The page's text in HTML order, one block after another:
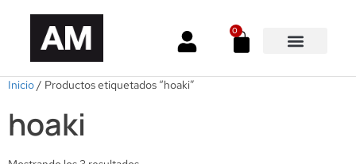
0
Inicio/ Productos etiquetados “hoaki”
hoaki